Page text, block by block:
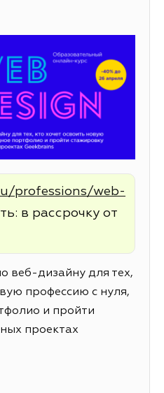
professions/web-
в рассрочку от
веб-дизайну для тех,
профессию с нуля,
и пройти
проектах